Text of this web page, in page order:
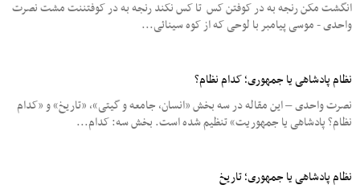
انگشت مکن رنجه به در کوفتن کس تا کس نکند رنجه به در کوفتننت مشت نصرت
واحدی - موسی پیامبر با لوحی که از کوه سینائی...
نظام پادشاهی یا جمهوری؛ کدام نظام؟
نصرت واحدی – این مقاله در سه بخش «انسان، جامعه و گیتی»، «تاریخ» و «کدام
نظام؟ پادشاهی یا جمهوریت»‌ تنظیم شده است. بخش سه: کدام...
نظام پادشاهی یا جمهوری؛ تاریخ